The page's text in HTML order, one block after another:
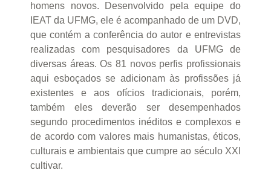
homens novos. Desenvolvido pela equipe do
IEAT da UFMG, ele é acompanhado de um DVD,
que contém a conferência do autor e entrevistas
realizadas com pesquisadores da UFMG de
diversas áreas. Os 81 novos perfis profissionais
aqui esboçados se adicionam às profissões já
existentes e aos ofícios tradicionais, porém,
também eles deverão ser desempenhados
segundo procedimentos inéditos e complexos e
de acordo com valores mais humanistas, éticos,
culturais e ambientais que cumpre ao século XXI
cultivar.